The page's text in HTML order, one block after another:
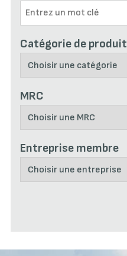
Catégorie de produit
MRC
Entreprise membre